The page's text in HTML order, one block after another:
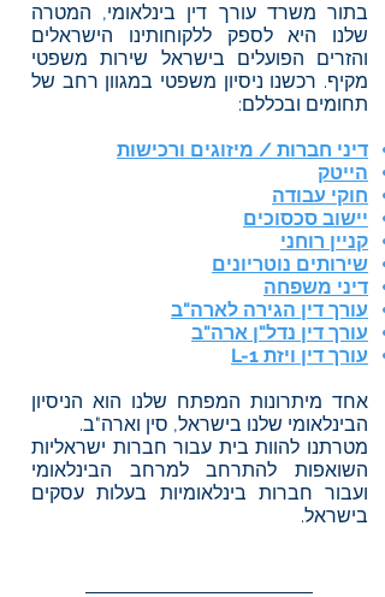
בתור משרד עורך דין בינלאומי, המטרה
שלנו היא לספק ללקוחותינו הישראלים
והזרים הפועלים בישראל שירות משפטי
מקיף. רכשנו ניסיון משפטי במגוון רחב של
תחומים ובכללם:
דיני חברות / מיזוגים ורכישות
הייטק
חוקי עבודה
יישוב סכסוכים
קניין רוחני
שירותים נוטריונים
דיני משפחה
עורך דין הגירה לארה"ב
עורך דין נדל"ן ארה"ב
עורך דין ויזת L-1
אחד מיתרונות המפתח שלנו הוא הניסיון
הבינלאומי שלנו בישראל, סין וארה"ב.
מטרתנו להוות בית עבור חברות ישראליות
השואפות להתרחב למרחב הבינלאומי
ועבור חברות בינלאומיות בעלות עסקים
בישראל.